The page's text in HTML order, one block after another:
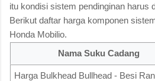
itu kondisi sistem pendinginan harus
Berikut daftar harga komponen
Honda Mobilio.
Nama Suku Cadang
Harga Bulkhead Bullhead - Besi